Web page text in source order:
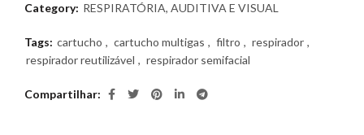
Category: RESPIRATÓRIA, AUDITIVA E VISUAL
Tags: cartucho , cartucho multigas , filtro , respirador ,
respirador reutilizável , respirador semifacial
Compartilhar